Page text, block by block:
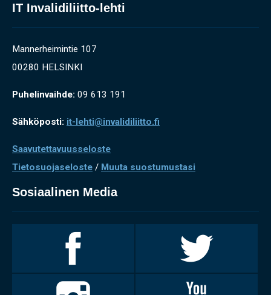
IT Invalidiliitto-lehti
Mannerheimintie 107
00280 HELSINKI
Puhelinvaihde: 09 613 191
Sähköposti: it-lehti@invalidiliitto.fi
Saavutettavuusseloste
Tietosuojaseloste / Muuta suostumustasi
Sosiaalinen Media
Facebookissa
Twitterissä
Invalidiliitto